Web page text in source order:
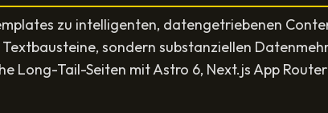
zu intelligenten, datengetriebenen
sondern substanziellen
Long-Tail-Seiten mit Astro 6, Next.js App